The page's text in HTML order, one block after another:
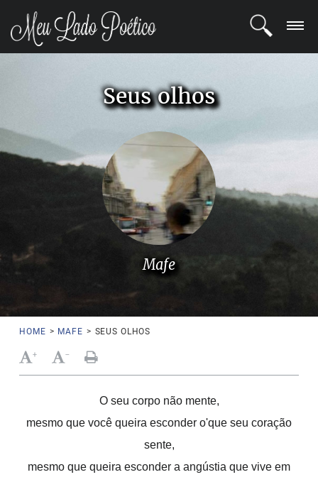
POETAS
Seus olhos
Mafe
HOME > MAFE > SEUS OLHOS
+ -
O seu corpo não mente,
mesmo que você queira esconder o'que seu coração
sente,
mesmo que queira esconder a angústia que vive em